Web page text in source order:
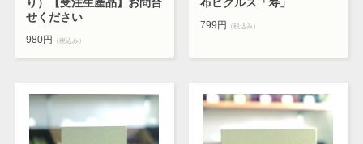
り）【受注生産品】お問合
せください
980円 （税込み）
布ピクルス「寿」
799円 （税込み）